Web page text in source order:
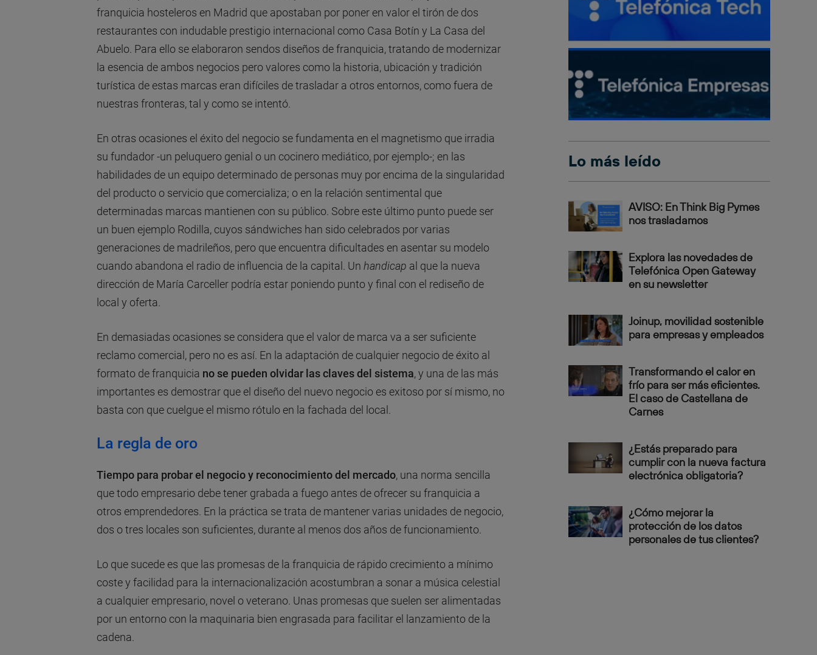
franquicia hosteleros en Madrid que apostaban por poner en valor el tirón de dos
restaurantes con indudable prestigio internacional como Casa Botín y La Casa del
Abuelo. Para ello se elaboraron sendos diseños de franquicia, tratando de modernizar
la esencia de ambos negocios pero valores como la historia, ubicación y tradición
turística de estas marcas eran difíciles de trasladar a otros entornos, como fuera de
nuestras fronteras, tal y como se intentó.
En otras ocasiones el éxito del negocio se fundamenta en el magnetismo que irradia
su fundador -un peluquero genial o un cocinero mediático, por ejemplo-; en las
habilidades de un equipo determinado de personas muy por encima de la singularidad
del producto o servicio que comercializa; o en la relación sentimental que
determinadas marcas mantienen con su público. Sobre este último punto puede ser
un buen ejemplo Rodilla, cuyos sándwiches han sido celebrados por varias
generaciones de madrileños, pero que encuentra dificultades en asentar su modelo
cuando abandona el radio de influencia de la capital. Un handicap al que la nueva
dirección de María Carceller podría estar poniendo punto y final con el rediseño de
local y oferta.
En demasiadas ocasiones se considera que el valor de marca va a ser suficiente
reclamo comercial, pero no es así. En la adaptación de cualquier negocio de éxito al
formato de franquicia no se pueden olvidar las claves del sistema, y una de las más
importantes es demostrar que el diseño del nuevo negocio es exitoso por sí mismo, no
basta con que cuelgue el mismo rótulo en la fachada del local.
La regla de oro
Tiempo para probar el negocio y reconocimiento del mercado, una norma sencilla
que todo empresario debe tener grabada a fuego antes de ofrecer su franquicia a
otros emprendedores. En la práctica se trata de mantener varias unidades de negocio,
dos o tres locales son suficientes, durante al menos dos años de funcionamiento.
Lo que sucede es que las promesas de la franquicia de rápido crecimiento a mínimo
coste y facilidad para la internacionalización acostumbran a sonar a música celestial
a cualquier empresario, novel o veterano. Unas promesas que suelen ser alimentadas
por un entorno con la maquinaria bien engrasada para facilitar el lanzamiento de la
cadena.
Lo más leído
AVISO: En Think Big Pymes
nos trasladamos
Explora las novedades de
Telefónica Open Gateway
en su newsletter
Joinup, movilidad sostenible
para empresas y empleados
Transformando el calor en
frío para ser más eficientes.
El caso de Castellana de
Carnes
¿Estás preparado para
cumplir con la nueva factura
electrónica obligatoria?
¿Cómo mejorar la
protección de los datos
personales de tus clientes?